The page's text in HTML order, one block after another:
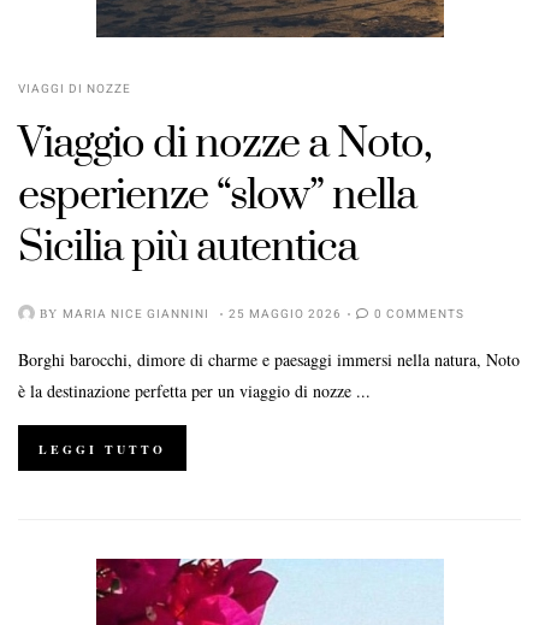
VIAGGI DI NOZZE
Viaggio di nozze a Noto,
esperienze “slow” nella
Sicilia più autentica
BY MARIA NICE GIANNINI 25 MAGGIO 2026 0 COMMENTS
Borghi barocchi, dimore di charme e paesaggi immersi nella natura, Noto
è la destinazione perfetta per un viaggio di nozze ...
LEGGI TUTTO